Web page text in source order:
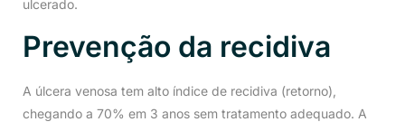
ulcerado.
Prevenção da recidiva
A úlcera venosa tem alto índice de recidiva (retorno),
chegando a 70% em 3 anos sem tratamento adequado. A